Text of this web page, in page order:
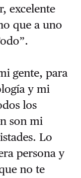
excelente
que a uno
gente, para
y mi
los
son mi
Lo
persona y
no te